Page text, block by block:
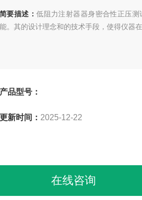
简要描述：低阻力注射器器身密合性正压
能。其的设计理念和的技术手段，使得仪器
产品型号：
更新时间： 2025-12-22
在线咨询